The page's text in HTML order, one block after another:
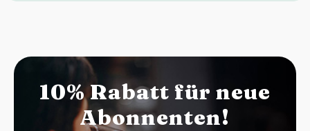
10% Rabatt für neue
Abonnenten!